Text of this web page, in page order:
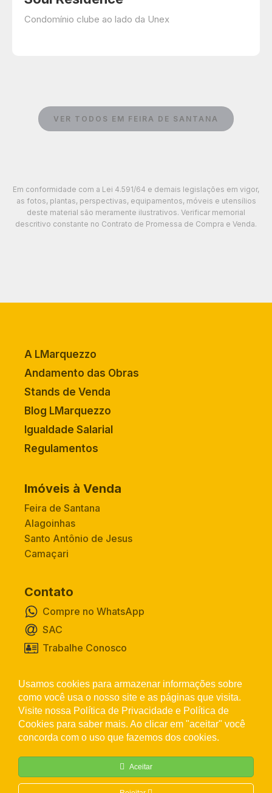
Condomínio clube ao lado da Unex
VER TODOS EM FEIRA DE SANTANA
Em conformidade com a Lei 4.591/64 e demais legislações em vigor,
as fotos, plantas, perspectivas, equipamentos, móveis e utensílios
deste material são meramente ilustrativos. Verificar memorial
descritivo constante no Contrato de Promessa de Compra e Venda.
A LMarquezzo
Andamento das Obras
Stands de Venda
Blog LMarquezzo
Igualdade Salarial
Regulamentos
Imóveis à Venda
Feira de Santana
Alagoinhas
Santo Antônio de Jesus
Camaçari
Contato
Compre no WhatsApp
SAC
Trabalhe Conosco
Canal de Privacidade
L. MARQUEZZO CONSTRUCOES E EMPREENDIMENTOS
LTDA. CNPJ: 02.535.568/0001-32
Usamos cookies para armazenar informações sobre
como você usa o nosso site e as páginas que visita.
Visite nossa Política de Privacidade e Política de
Cookies para saber mais. Ao clicar em "aceitar" você
concorda com o uso que fazemos dos cookies.
Aceitar